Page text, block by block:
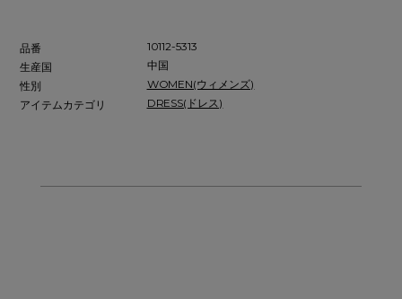
品番
10112-5313
生産国
中国
性別
WOMEN(ウィメンズ)
アイテムカテゴリ
DRESS(ドレス)